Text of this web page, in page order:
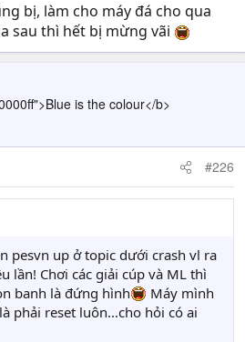
bị, làm cho máy đá cho qua
sau thì hết bị mừng vãi
is the colour</b>
#226
pesvn up ở topic dưới crash vl ra
lần! Chơi các giải cúp và ML thì
banh là đứng hình
Máy mình
phải reset luôn...cho hỏi có ai